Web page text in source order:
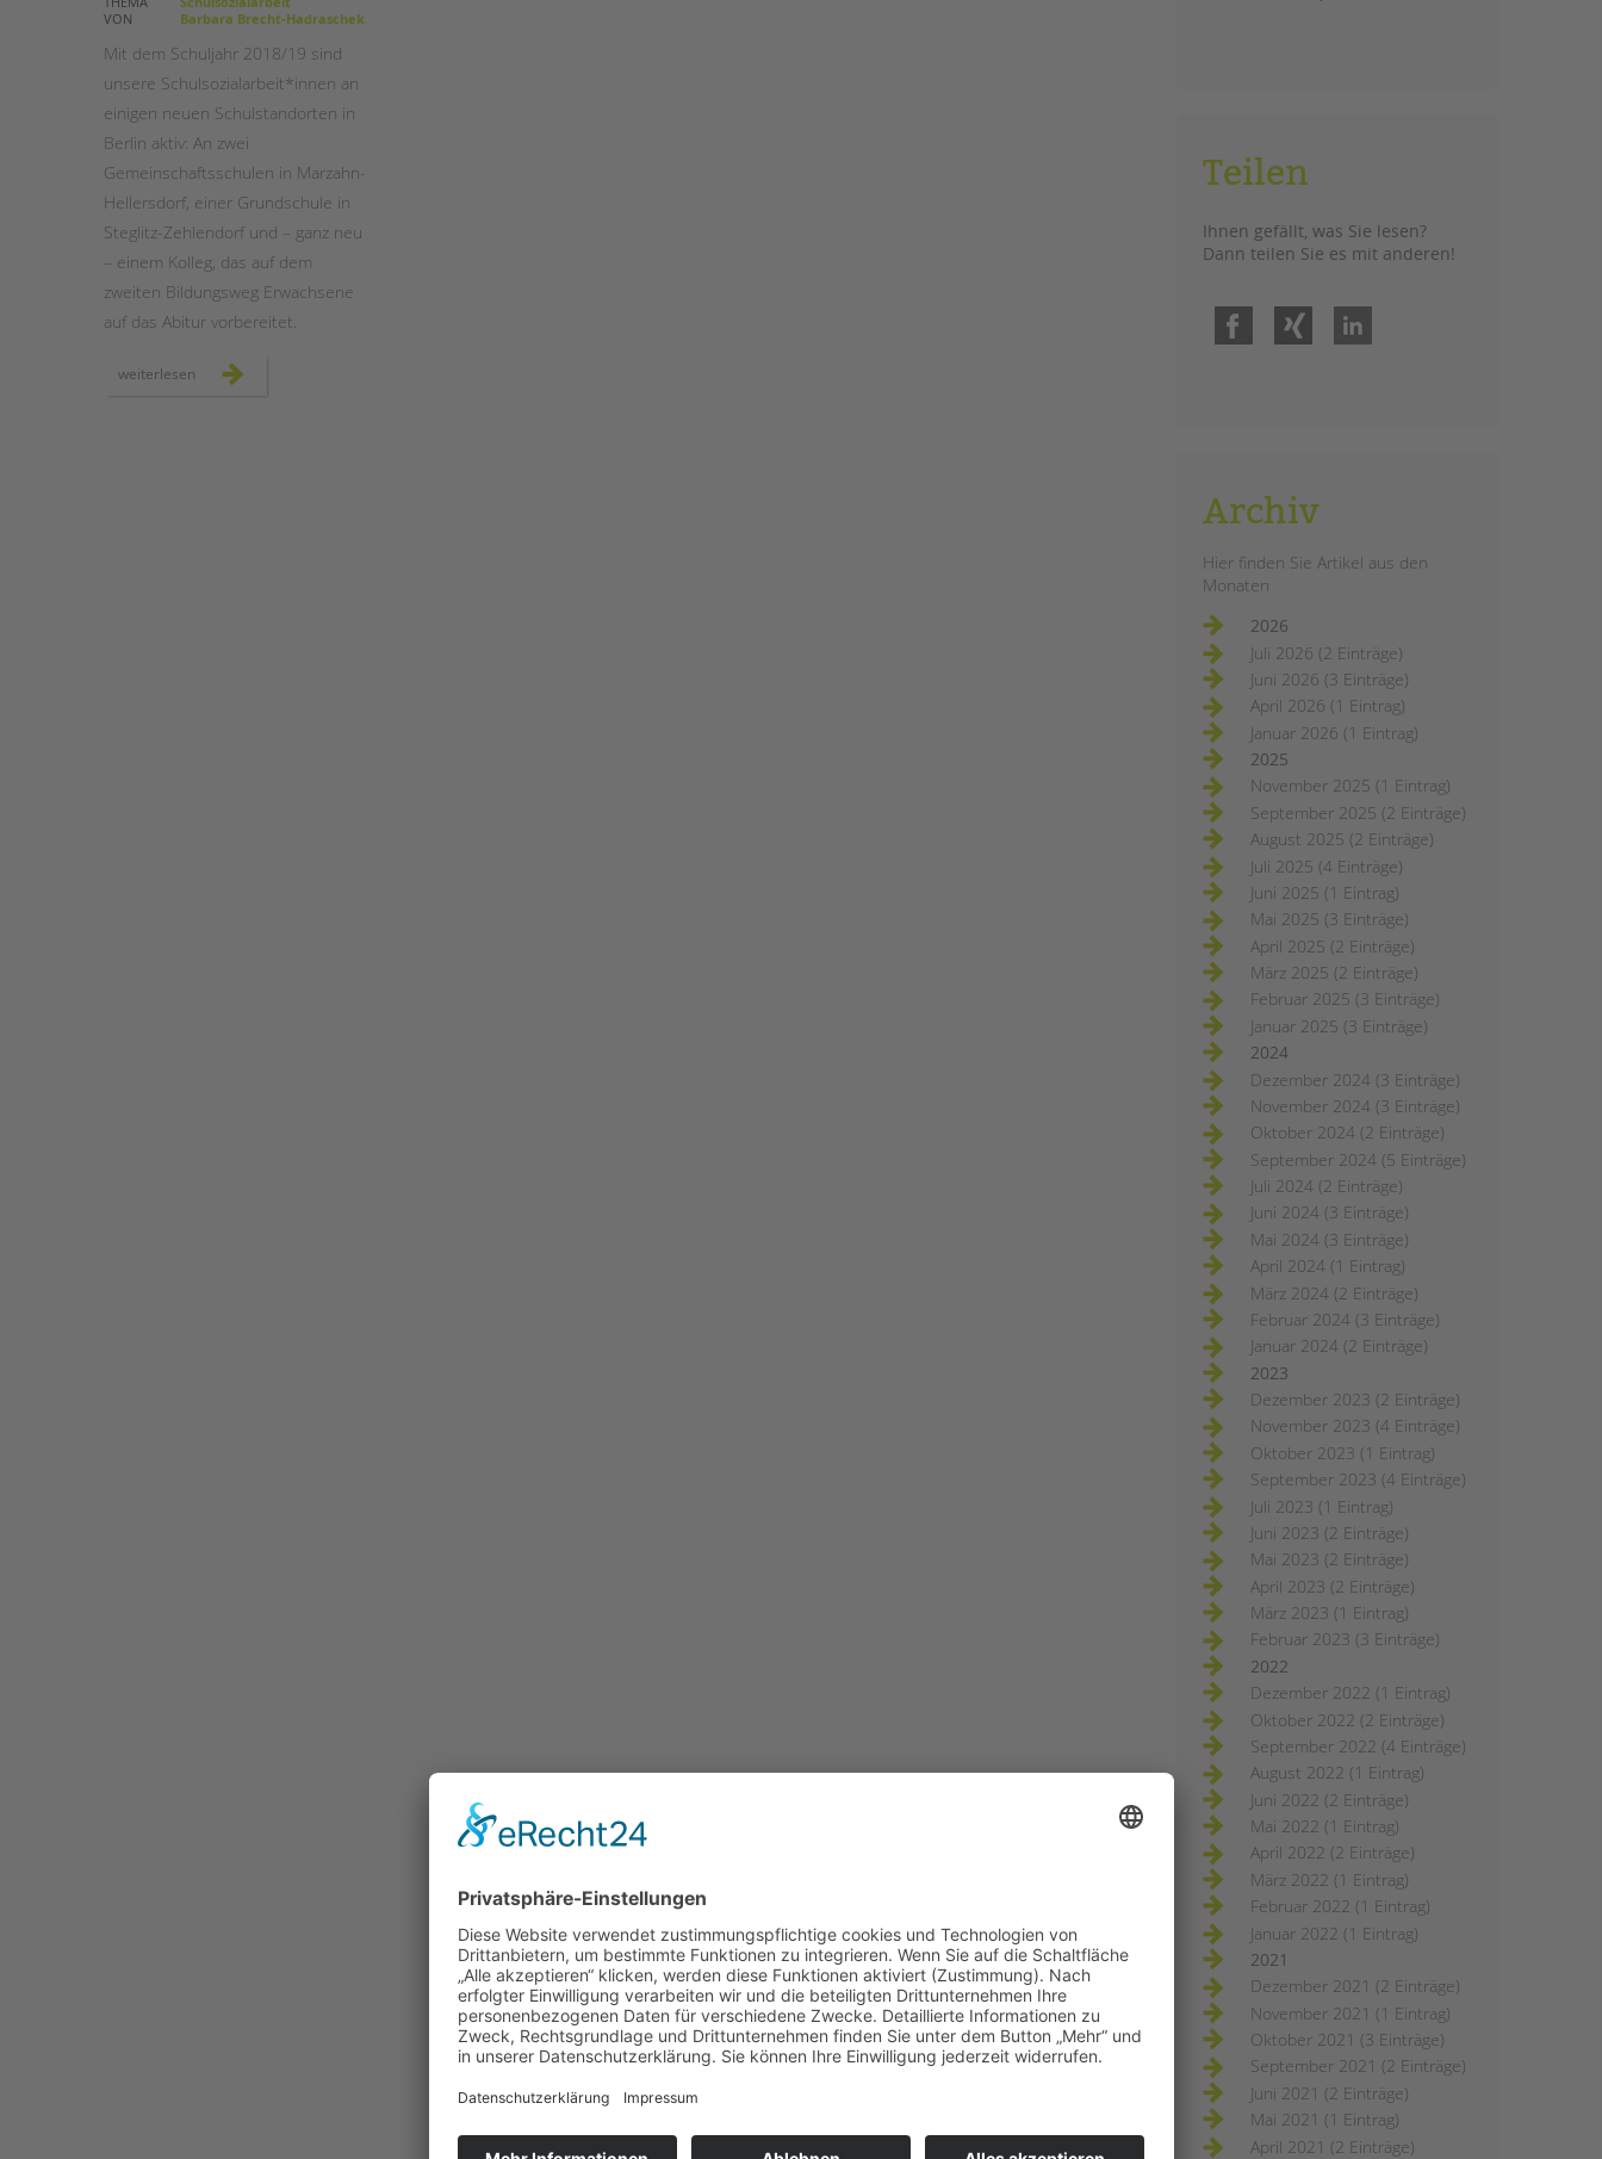
VON
Barbara Brecht-Hadraschek
Mit dem Schuljahr 2018/19 sind
unsere Schulsozialarbeit*innen an
einigen neuen Schulstandorten in
Berlin aktiv: An zwei
Gemeinschaftsschulen in Marzahn-
Hellersdorf, einer Grundschule in
Steglitz-Zehlendorf und – ganz neu
– einem Kolleg, das auf dem
zweiten Bildungsweg Erwachsene
auf das Abitur vorbereitet.
weiterlesen schulsozialarbeit:
Teilen
Ihnen gefällt, was Sie lesen?
Dann teilen Sie es mit anderen!
Facebook
Archiv
Hier finden Sie Artikel aus den
Monaten
2026
Juli 2026 (2 Einträge)
Juni 2026 (3 Einträge)
April 2026 (1 Eintrag)
Januar 2026 (1 Eintrag)
2025
November 2025 (1 Eintrag)
September 2025 (2 Einträge)
August 2025 (2 Einträge)
Juli 2025 (4 Einträge)
Juni 2025 (1 Eintrag)
Mai 2025 (3 Einträge)
April 2025 (2 Einträge)
März 2025 (2 Einträge)
Februar 2025 (3 Einträge)
Januar 2025 (3 Einträge)
2024
Dezember 2024 (3 Einträge)
November 2024 (3 Einträge)
Oktober 2024 (2 Einträge)
September 2024 (5 Einträge)
Juli 2024 (2 Einträge)
Juni 2024 (3 Einträge)
Mai 2024 (3 Einträge)
April 2024 (1 Eintrag)
März 2024 (2 Einträge)
Februar 2024 (3 Einträge)
Januar 2024 (2 Einträge)
2023
Dezember 2023 (2 Einträge)
November 2023 (4 Einträge)
Oktober 2023 (1 Eintrag)
September 2023 (4 Einträge)
Juli 2023 (1 Eintrag)
Juni 2023 (2 Einträge)
Mai 2023 (2 Einträge)
April 2023 (2 Einträge)
März 2023 (1 Eintrag)
Februar 2023 (3 Einträge)
2022
Dezember 2022 (1 Eintrag)
Oktober 2022 (2 Einträge)
September 2022 (4 Einträge)
August 2022 (1 Eintrag)
Juni 2022 (2 Einträge)
Mai 2022 (1 Eintrag)
April 2022 (2 Einträge)
März 2022 (1 Eintrag)
Februar 2022 (1 Eintrag)
Januar 2022 (1 Eintrag)
2021
Dezember 2021 (2 Einträge)
November 2021 (1 Eintrag)
Oktober 2021 (3 Einträge)
September 2021 (2 Einträge)
Juni 2021 (2 Einträge)
Mai 2021 (1 Eintrag)
April 2021 (2 Einträge)